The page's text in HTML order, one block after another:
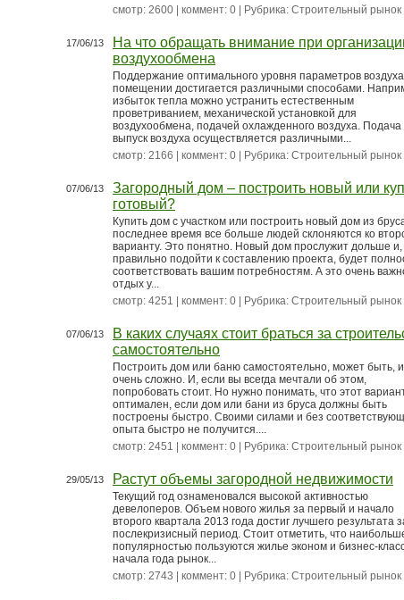
смотр: 2600 | коммент: 0 | Рубрика: Строительный рынок
17/06/13
На что обращать внимание при
воздухообмена
Поддержание оптимального уровня параметров
помещении достигается различными способами.
избыток тепла можно устранить естественным
проветриванием, механической установкой для
воздухообмена, подачей охлажденного воздуха. Подача
выпуск воздуха осуществляется различными...
смотр: 2166 | коммент: 0 | Рубрика: Строительный рынок
07/06/13
Загородный дом – построить новый или
готовый?
Купить дом с участком или построить новый дом из
последнее время все больше людей склоняются ко
варианту. Это понятно. Новый дом прослужит дольше и,
правильно подойти к составлению проекта, будет
соответствовать вашим потребностям. А это очень
отдых у...
смотр: 4251 | коммент: 0 | Рубрика: Строительный рынок
07/06/13
В каких случаях стоит браться за
самостоятельно
Построить дом или баню самостоятельно, может быть,
очень сложно. И, если вы всегда мечтали об этом,
попробовать стоит. Но нужно понимать, что этот
оптимален, если дом или бани из бруса должны быть
построены быстро. Своими силами и без
опыта быстро не получится....
смотр: 2451 | коммент: 0 | Рубрика: Строительный рынок
29/05/13 Растут объемы загородной недвижимости
Текущий год ознаменовался высокой активностью
девелоперов. Объем нового жилья за первый и начало
второго квартала 2013 года достиг лучшего результата
послекризисный период. Стоит отметить, что
популярностью пользуются жилье эконом и бизнес-
начала года рынок...
смотр: 2743 | коммент: 0 | Рубрика: Строительный рынок